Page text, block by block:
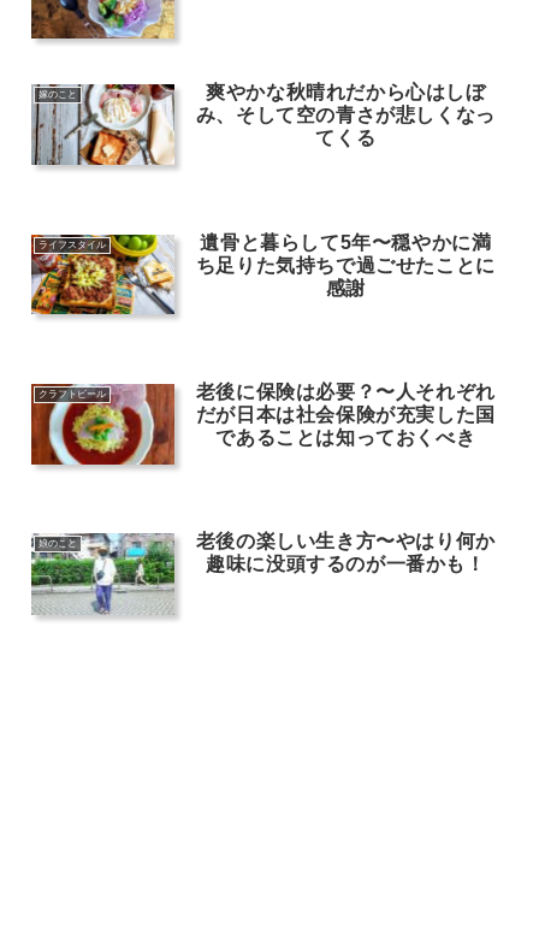
嫁のこと
爽やかな秋晴れだから心はしぼ
み、そして空の青さが悲しくなっ
てくる
ライフスタイル
遺骨と暮らして5年〜穏やかに満
ち足りた気持ちで過ごせたことに
感謝
クラフトビール
老後に保険は必要？〜人それぞれ
だが日本は社会保険が充実した国
であることは知っておくべき
娘のこと
老後の楽しい生き方〜やはり何か
趣味に没頭するのが一番かも！